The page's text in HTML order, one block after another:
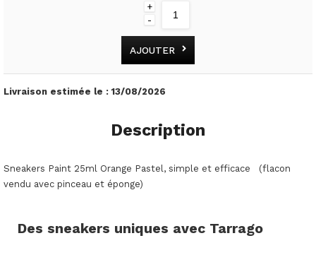
+
-
AJOUTER
Livraison estimée le :13/08/2026
Description
Sneakers Paint 25ml Orange Pastel, simple et efficace (flacon
vendu avec pinceau et éponge)
Des sneakers uniques avec Tarrago